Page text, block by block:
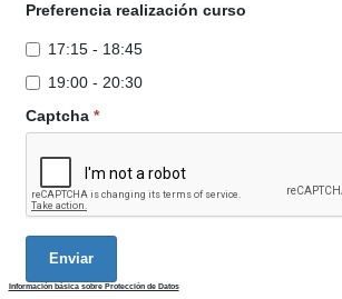
Preferencia realización curso
17:15 - 18:45
19:00 - 20:30
Captcha *
Enviar
Información básica sobre Protección de Datos